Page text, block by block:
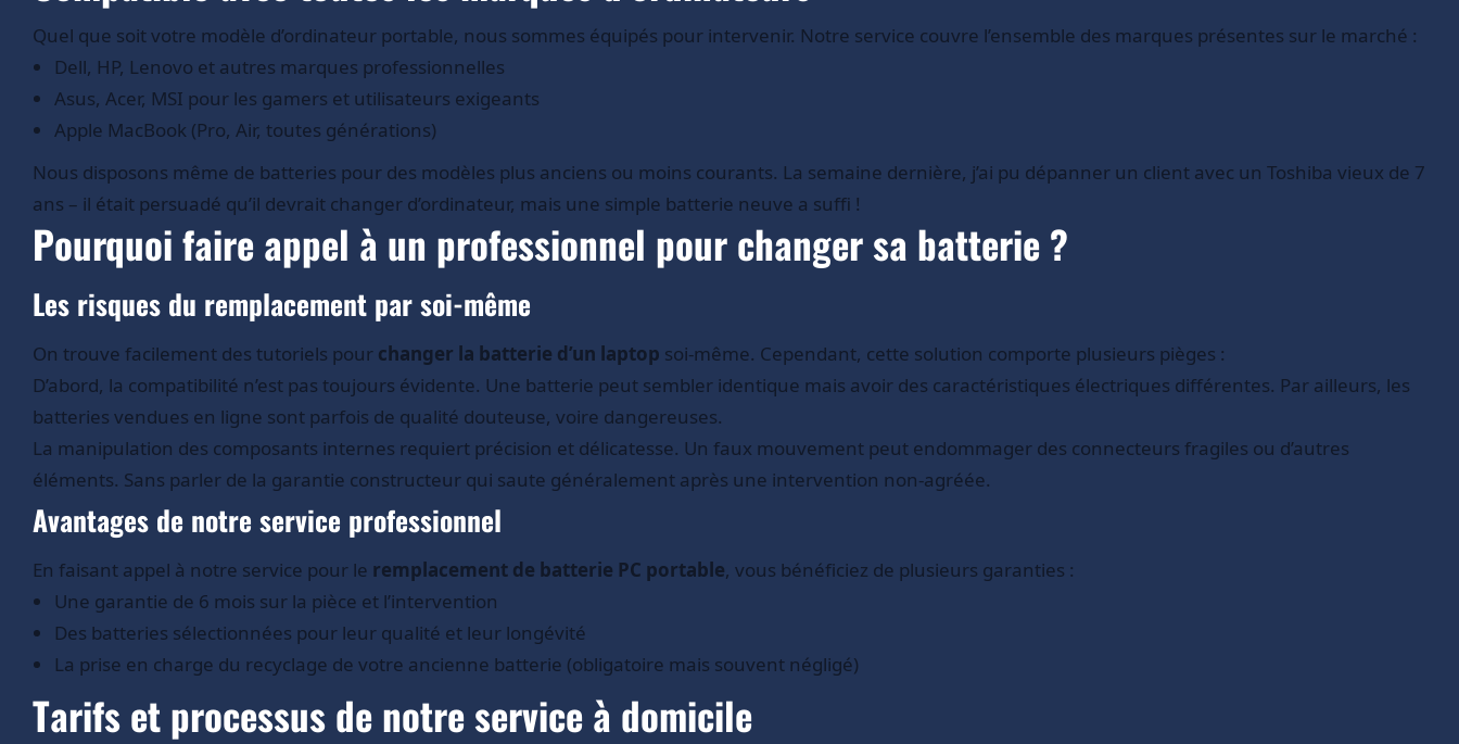
Quel que soit votre modèle d’ordinateur portable, nous sommes équipés pour intervenir. Notre service couvre l’ensemble des marques présentes sur le marché :
Dell, HP, Lenovo et autres marques professionnelles
Asus, Acer, MSI pour les gamers et utilisateurs exigeants
Apple MacBook (Pro, Air, toutes générations)
Nous disposons même de batteries pour des modèles plus anciens ou moins courants. La semaine dernière, j’ai pu dépanner un client avec un Toshiba vieux de 7
ans – il était persuadé qu’il devrait changer d’ordinateur, mais une simple batterie neuve a suffi !
Pourquoi faire appel à un professionnel pour changer sa batterie ?
Les risques du remplacement par soi-même
On trouve facilement des tutoriels pour changer la batterie d’un laptop soi-même. Cependant, cette solution comporte plusieurs pièges :
D’abord, la compatibilité n’est pas toujours évidente. Une batterie peut sembler identique mais avoir des caractéristiques électriques différentes. Par ailleurs, les
batteries vendues en ligne sont parfois de qualité douteuse, voire dangereuses.
La manipulation des composants internes requiert précision et délicatesse. Un faux mouvement peut endommager des connecteurs fragiles ou d’autres
éléments. Sans parler de la garantie constructeur qui saute généralement après une intervention non-agréée.
Avantages de notre service professionnel
En faisant appel à notre service pour le remplacement de batterie PC portable, vous bénéficiez de plusieurs garanties :
Une garantie de 6 mois sur la pièce et l’intervention
Des batteries sélectionnées pour leur qualité et leur longévité
La prise en charge du recyclage de votre ancienne batterie (obligatoire mais souvent négligé)
Tarifs et processus de notre service à domicile